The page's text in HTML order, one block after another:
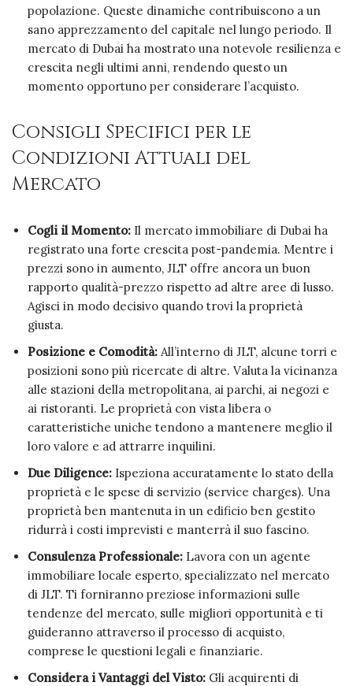
popolazione. Queste dinamiche contribuiscono a un
sano apprezzamento del capitale nel lungo periodo. Il
mercato di Dubai ha mostrato una notevole resilienza e
crescita negli ultimi anni, rendendo questo un
momento opportuno per considerare l’acquisto.
Consigli Specifici per le
Condizioni Attuali del
Mercato
Cogli il Momento: Il mercato immobiliare di Dubai ha
registrato una forte crescita post-pandemia. Mentre i
prezzi sono in aumento, JLT offre ancora un buon
rapporto qualità-prezzo rispetto ad altre aree di lusso.
Agisci in modo decisivo quando trovi la proprietà
giusta.
Posizione e Comodità: All’interno di JLT, alcune torri e
posizioni sono più ricercate di altre. Valuta la vicinanza
alle stazioni della metropolitana, ai parchi, ai negozi e
ai ristoranti. Le proprietà con vista libera o
caratteristiche uniche tendono a mantenere meglio il
loro valore e ad attrarre inquilini.
Due Diligence: Ispeziona accuratamente lo stato della
proprietà e le spese di servizio (service charges). Una
proprietà ben mantenuta in un edificio ben gestito
ridurrà i costi imprevisti e manterrà il suo fascino.
Consulenza Professionale: Lavora con un agente
immobiliare locale esperto, specializzato nel mercato
di JLT. Ti forniranno preziose informazioni sulle
tendenze del mercato, sulle migliori opportunità e ti
guideranno attraverso il processo di acquisto,
comprese le questioni legali e finanziarie.
Considera i Vantaggi del Visto: Gli acquirenti di